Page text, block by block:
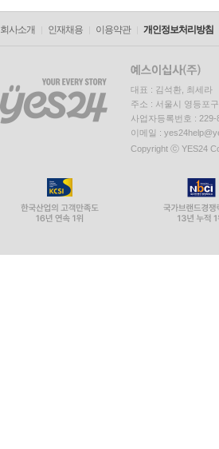
회사소개 인재채용 이용약관 개인정보처리방침
대표 : 김석환, 최세라
주소 : 서울시 영등포
사업자등록번호 :
이메일 :
Copyright ⓒ YES24